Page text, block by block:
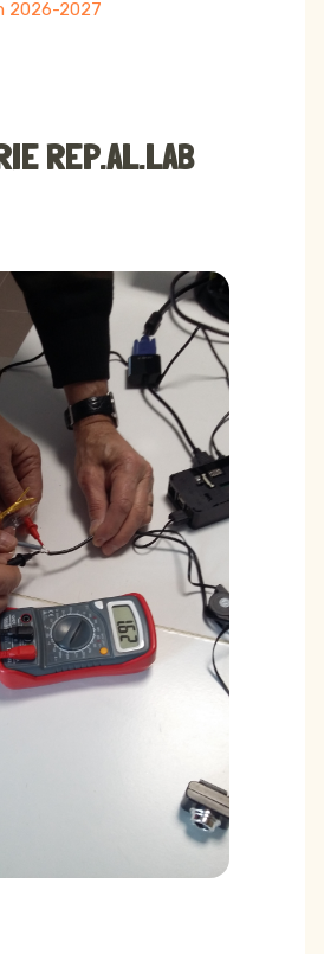
2026-2027
REP.AL.LAB